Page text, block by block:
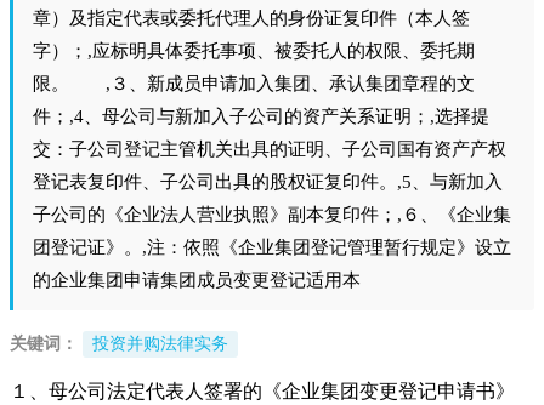
章）及指定代表或委托代理人的身份证复印件（本人签
字）；,应标明具体委托事项、被委托人的权限、委托期
限。 ,３、新成员申请加入集团、承认集团章程的文
件；,4、母公司与新加入子公司的资产关系证明；,选择提
交：子公司登记主管机关出具的证明、子公司国有资产产权
登记表复印件、子公司出具的股权证复印件。,5、与新加入
子公司的《企业法人营业执照》副本复印件；,６、《企业集
团登记证》。,注：依照《企业集团登记管理暂行规定》设立
的企业集团申请集团成员变更登记适用本
关键词： 投资并购法律实务
１、母公司法定代表人签署的《企业集团变更登记申请书》